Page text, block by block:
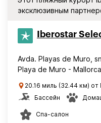
эксклюзивным
Iberostar
Avda. Playas de Muro, sn
Playa de Muro -
20.16 миль (32.44 км)
Бассейн
Спа-салон